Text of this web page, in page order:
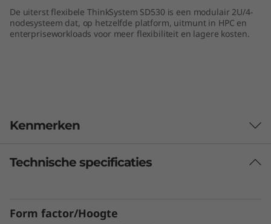
De uiterst flexibele ThinkSystem SD530 is een modulair 2U/4-
nodesysteem dat, op hetzelfde platform, uitmunt in HPC en
enterpriseworkloads voor meer flexibiliteit en lagere kosten.
Kenmerken
Geoptimaliseerd op compactheid
servers (nodes) met toegang via de voorkant.
Technische specificaties
Form factor/Hoogte